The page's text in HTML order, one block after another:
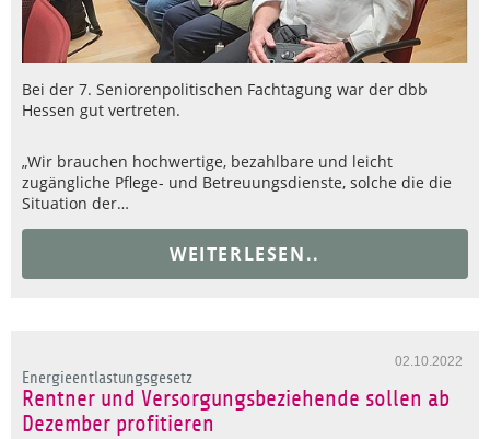
Bei der 7. Seniorenpolitischen Fachtagung war der dbb
Hessen gut vertreten.
„Wir brauchen hochwertige, bezahlbare und leicht
zugängliche Pflege- und Betreuungsdienste, solche die die
Situation der…
WEITERLESEN..
02.10.2022
Energieentlastungsgesetz
Rentner und Versorgungsbeziehende sollen ab
Dezember profitieren